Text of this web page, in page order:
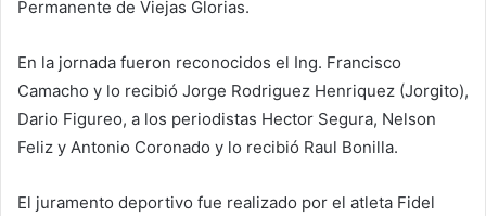
Permanente de Viejas Glorias.
En la jornada fueron reconocidos el Ing. Francisco
Camacho y lo recibió Jorge Rodriguez Henriquez (Jorgito),
Dario Figureo, a los periodistas Hector Segura, Nelson
Feliz y Antonio Coronado y lo recibió Raul Bonilla.
El juramento deportivo fue realizado por el atleta Fidel